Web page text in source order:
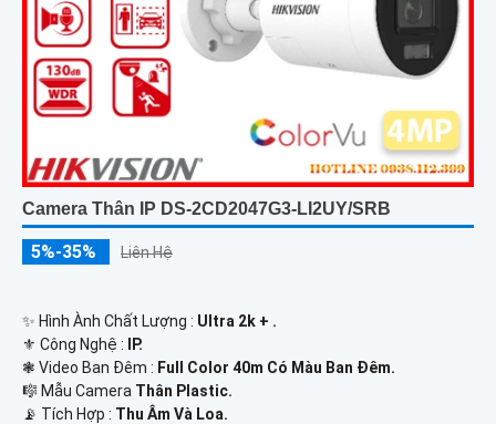
Camera Thân IP DS-2CD2047G3-LI2UY/SRB
5%-35% Liên Hệ
✨ Hình Ành Chất Lượng : Ultra 2k + .
⚜️ Công Nghệ : IP.
❃ Video Ban Đêm : Full Color 40m Có Màu Ban Ðêm.
🎼️ Mẫu Camera Thân Plastic.
️📡 Tích Hợp : Thu Âm Và Loa.